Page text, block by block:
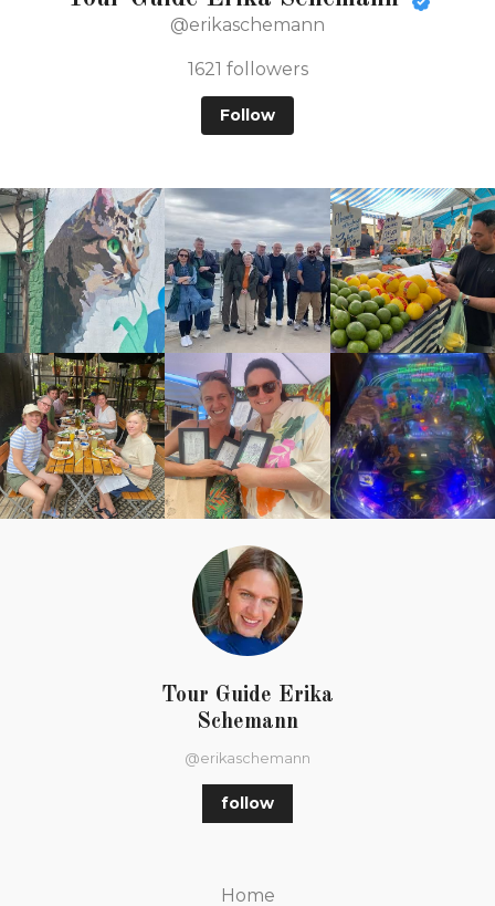
@erikaschemann
1621 followers
Follow
Tour Guide Erika
Schemann
@erikaschemann
follow
Home